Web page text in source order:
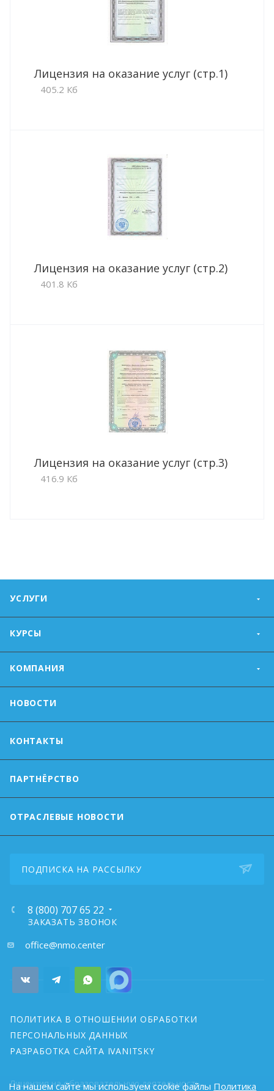
Лицензия на оказание услуг (стр.1)
405.2 Кб
Лицензия на оказание услуг (стр.2)
401.8 Кб
Лицензия на оказание услуг (стр.3)
416.9 Кб
УСЛУГИ
КУРСЫ
КОМПАНИЯ
НОВОСТИ
КОНТАКТЫ
ПАРТНЁРСТВО
ОТРАСЛЕВЫЕ НОВОСТИ
ПОДПИСКА НА РАССЫЛКУ
8 (800) 707 65 22
ЗАКАЗАТЬ ЗВОНОК
почта:office@nmo.center
ПОЛИТИКА В ОТНОШЕНИИ ОБРАБОТКИ
ПЕРСОНАЛЬНЫХ ДАННЫХ
РАЗРАБОТКА САЙТА IVANITSKY
Лицензия на образовательную деятельность
На нашем сайте мы используем cookie файлы Политика